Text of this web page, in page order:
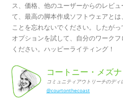
ス、価格、他のユーザーからのレビ
て、最高の脚本作成ソフトウェアと
ことを忘れないでください。したが
オプションを試して、自分のワーク
ください。ハッピーライティング！
コートニー・メズナリッチ, コミュニティアウトリーチのディレクター
コートニー・メズ
コミュニティアウトリーチのディ
@courtonthecoast